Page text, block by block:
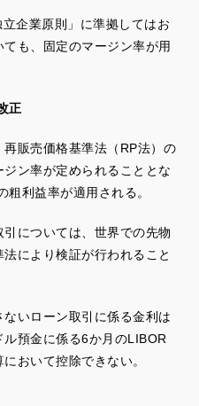
企業原則」に準拠してはお
も、固定のマージン率が用
正
販売価格基準法（RP法）の
ン率が定められることとな
利益率が適用される。
については、世界での先物
により検証が行われること
いローン取引に係る金利は
預金に係る6か月のLIBOR
おいて控除できない。